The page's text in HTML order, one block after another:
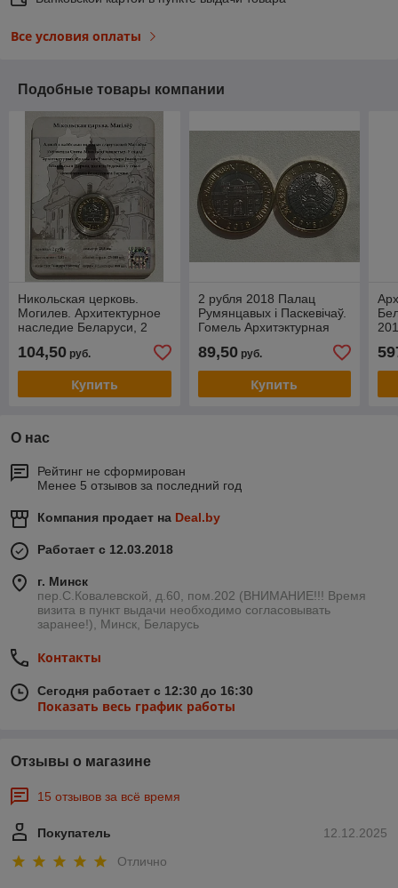
Все условия оплаты
Подобные товары компании
Никольская церковь.
Могилев. Архитектурное
наследие Беларуси, 2
рубля 2018, блистер 3D-
визуализации
104,50 руб.
Купить
2 рубля 2018 Палац
Румянцавых і Паскевічаў.
Гомель Архитэктурная
89,50руб.
Купить
О нас
Рейтинг не сформирован
Менее 5 отзывов за последний год
Компания продает на Deal.by
Работает с 12.03.2018
г. Минск
пер.С.Ковалевской, д.60, пом.202 (ВНИМАНИЕ!!! Время
визита в пункт выдачи необходимо согласовывать
заранее!), Минск, Беларусь
Контакты
Сегодня работает с 12:30 до 16:30
Показать весь график работы
Отзывы о магазине
15 отзывов за всё время
12.12.2025
Покупатель
Отлично